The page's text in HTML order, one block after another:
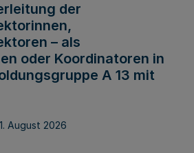
der
– als
oder Koordinatoren in
A 13 mit
August 2026